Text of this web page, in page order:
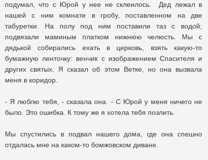
подумал, что с Юрой у нее не склеилось. Дед лежал в
нашей с ним комнате в гробу, поставленном на две
табуретки. На полу под ним поставили таз с водой;
подвязали маминым платком нижнюю челюсть. Мы с
дядькой собирались ехать в церковь, взять какую-то
бумажную ленточку: венчик с изображением Спасителя и
других святых. Я сказал об этом Ветке, но она вызвала
меня в коридор.
- Я люблю тебя, - сказала она. - С Юрой у меня ничего не
было. Это ошибка. К тому же я хотела тебя позлить.
Мы спустились в подвал нашего дома, где она спешно
отдалась мне на каком-то бомжовском диване.